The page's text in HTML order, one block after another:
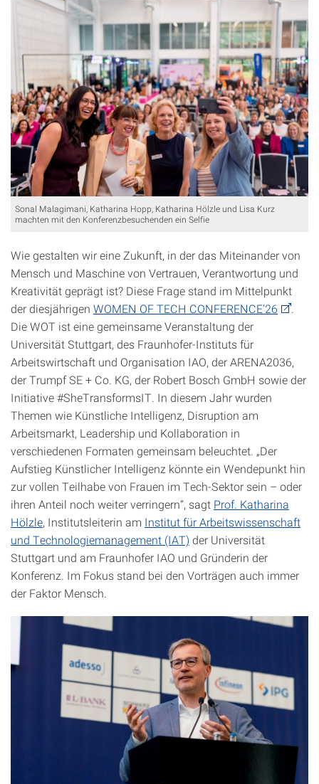
Sonal Malagimani, Katharina Hopp, Katharina Hölzle und Lisa Kurz
machten mit den Konferenzbesuchenden ein Selfie
Wie gestalten wir eine Zukunft, in der das Miteinander von
Mensch und Maschine von Vertrauen, Verantwortung und
Kreativität geprägt ist? Diese Frage stand im Mittelpunkt
der diesjährigen WOMEN OF TECH CONFERENCE’26
Die WOT ist eine gemeinsame Veranstaltung der
Universität Stuttgart, des Fraunhofer-Instituts für
Arbeitswirtschaft und Organisation IAO, der ARENA2036,
der Trumpf SE + Co. KG, der Robert Bosch GmbH sowie der
Initiative #SheTransformsIT. In diesem Jahr wurden
Themen wie Künstliche Intelligenz, Disruption am
Arbeitsmarkt, Leadership und Kollaboration in
verschiedenen Formaten gemeinsam beleuchtet. „Der
Aufstieg Künstlicher Intelligenz könnte ein Wendepunkt hin
zur vollen Teilhabe von Frauen im Tech-Sektor sein – oder
ihren Anteil noch weiter verringern“, sagt Prof. Katharina
Hölzle, Institutsleiterin am Institut für Arbeitswissenschaft
und Technologiemanagement (IAT) der Universität
Stuttgart und am Fraunhofer IAO und Gründerin der
Konferenz. Im Fokus stand bei den Vorträgen auch immer
der Faktor Mensch.